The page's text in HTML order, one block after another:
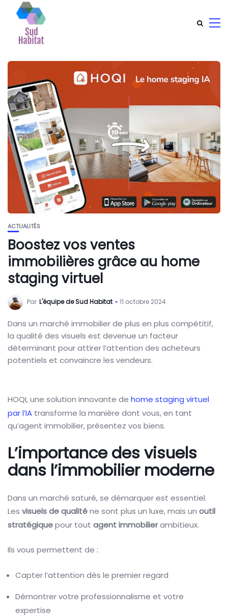
ACTUALITÉS
Boostez vos ventes
immobilières grâce au home
staging virtuel
Par L'équipe de Sud Habitat 11 octobre 2024
Dans un marché immobilier de plus en plus compétitif,
la qualité des visuels est devenue un facteur
déterminant pour attirer l’attention des acheteurs
potentiels et convaincre les vendeurs.
HOQI, une solution innovante de home staging virtuel
par l’IA transforme la manière dont vous, en tant
qu’agent immobilier, présentez vos biens.
L’importance des visuels
dans l’immobilier moderne
Dans un marché saturé, se démarquer est essentiel.
Les visuels de qualiténe sont plus un luxe, mais un outil
stratégiquepour tout agent immobilierambitieux.
Ils vous permettent de :
Capter l’attention dès le premier regard
Démontrer votre professionnalisme et votre
expertise